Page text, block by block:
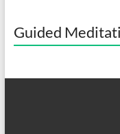
Guided